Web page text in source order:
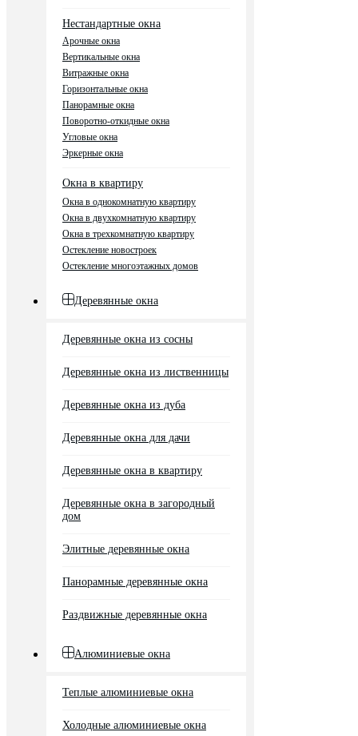
Нестандартные окна
Арочные окна
Вертикальные окна
Витражные окна
Горизонтальные окна
Панорамные окна
Поворотно-откидные окна
Угловые окна
Эркерные окна
Окна в квартиру
Окна в однокомнатную квартиру
Окна в двухкомнатную квартиру
Окна в трехкомнатную квартиру
Остекление новостроек
Остекление многоэтажных домов
Деревянные окна
Деревянные окна из сосны
Деревянные окна из лиственницы
Деревянные окна из дуба
Деревянные окна для дачи
Деревянные окна в квартиру
Деревянные окна в загородный
дом
Элитные деревянные окна
Панорамные деревянные окна
Раздвижные деревянные окна
Алюминиевые окна
Теплые алюминиевые окна
Холодные алюминиевые окна